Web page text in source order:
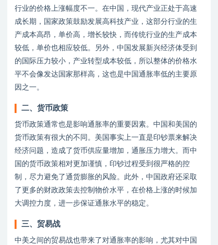
行业的价格上涨幅度不一。在中国，现代产业正处于高速
成长期，国家政策鼓励发展高科技产业，这部分行业的生
产成本高昂，单价高，增长较快，而传统行业的生产成本
较低，单价也相应较低。另外，中国发展新兴经济体受到
的国际压力较小，产业转型成本较低，所以整体的价格水
平不会像发达国家那样高，这也是中国通胀率低的主要原
因之一。
二、货币政策
货币政策通常也是影响通胀率的重要因素。中国和美国的
货币政策有很大的不同。美国事实上一直是印钞票来解决
经济问题，造成了货币供应量增加，通胀压力增大。而中
国的货币政策相对更加谨慎，印钞过程受到很严格的控
制，尽力避免了通货膨胀的风险。此外，中国政府还采取
了更多的财政政策去控制物价水平，在价格上涨的时候加
大调控力度，进一步保证通胀水平的稳定。
三、贸易战
中美之间的贸易战也带来了对通胀率的影响，尤其对中国